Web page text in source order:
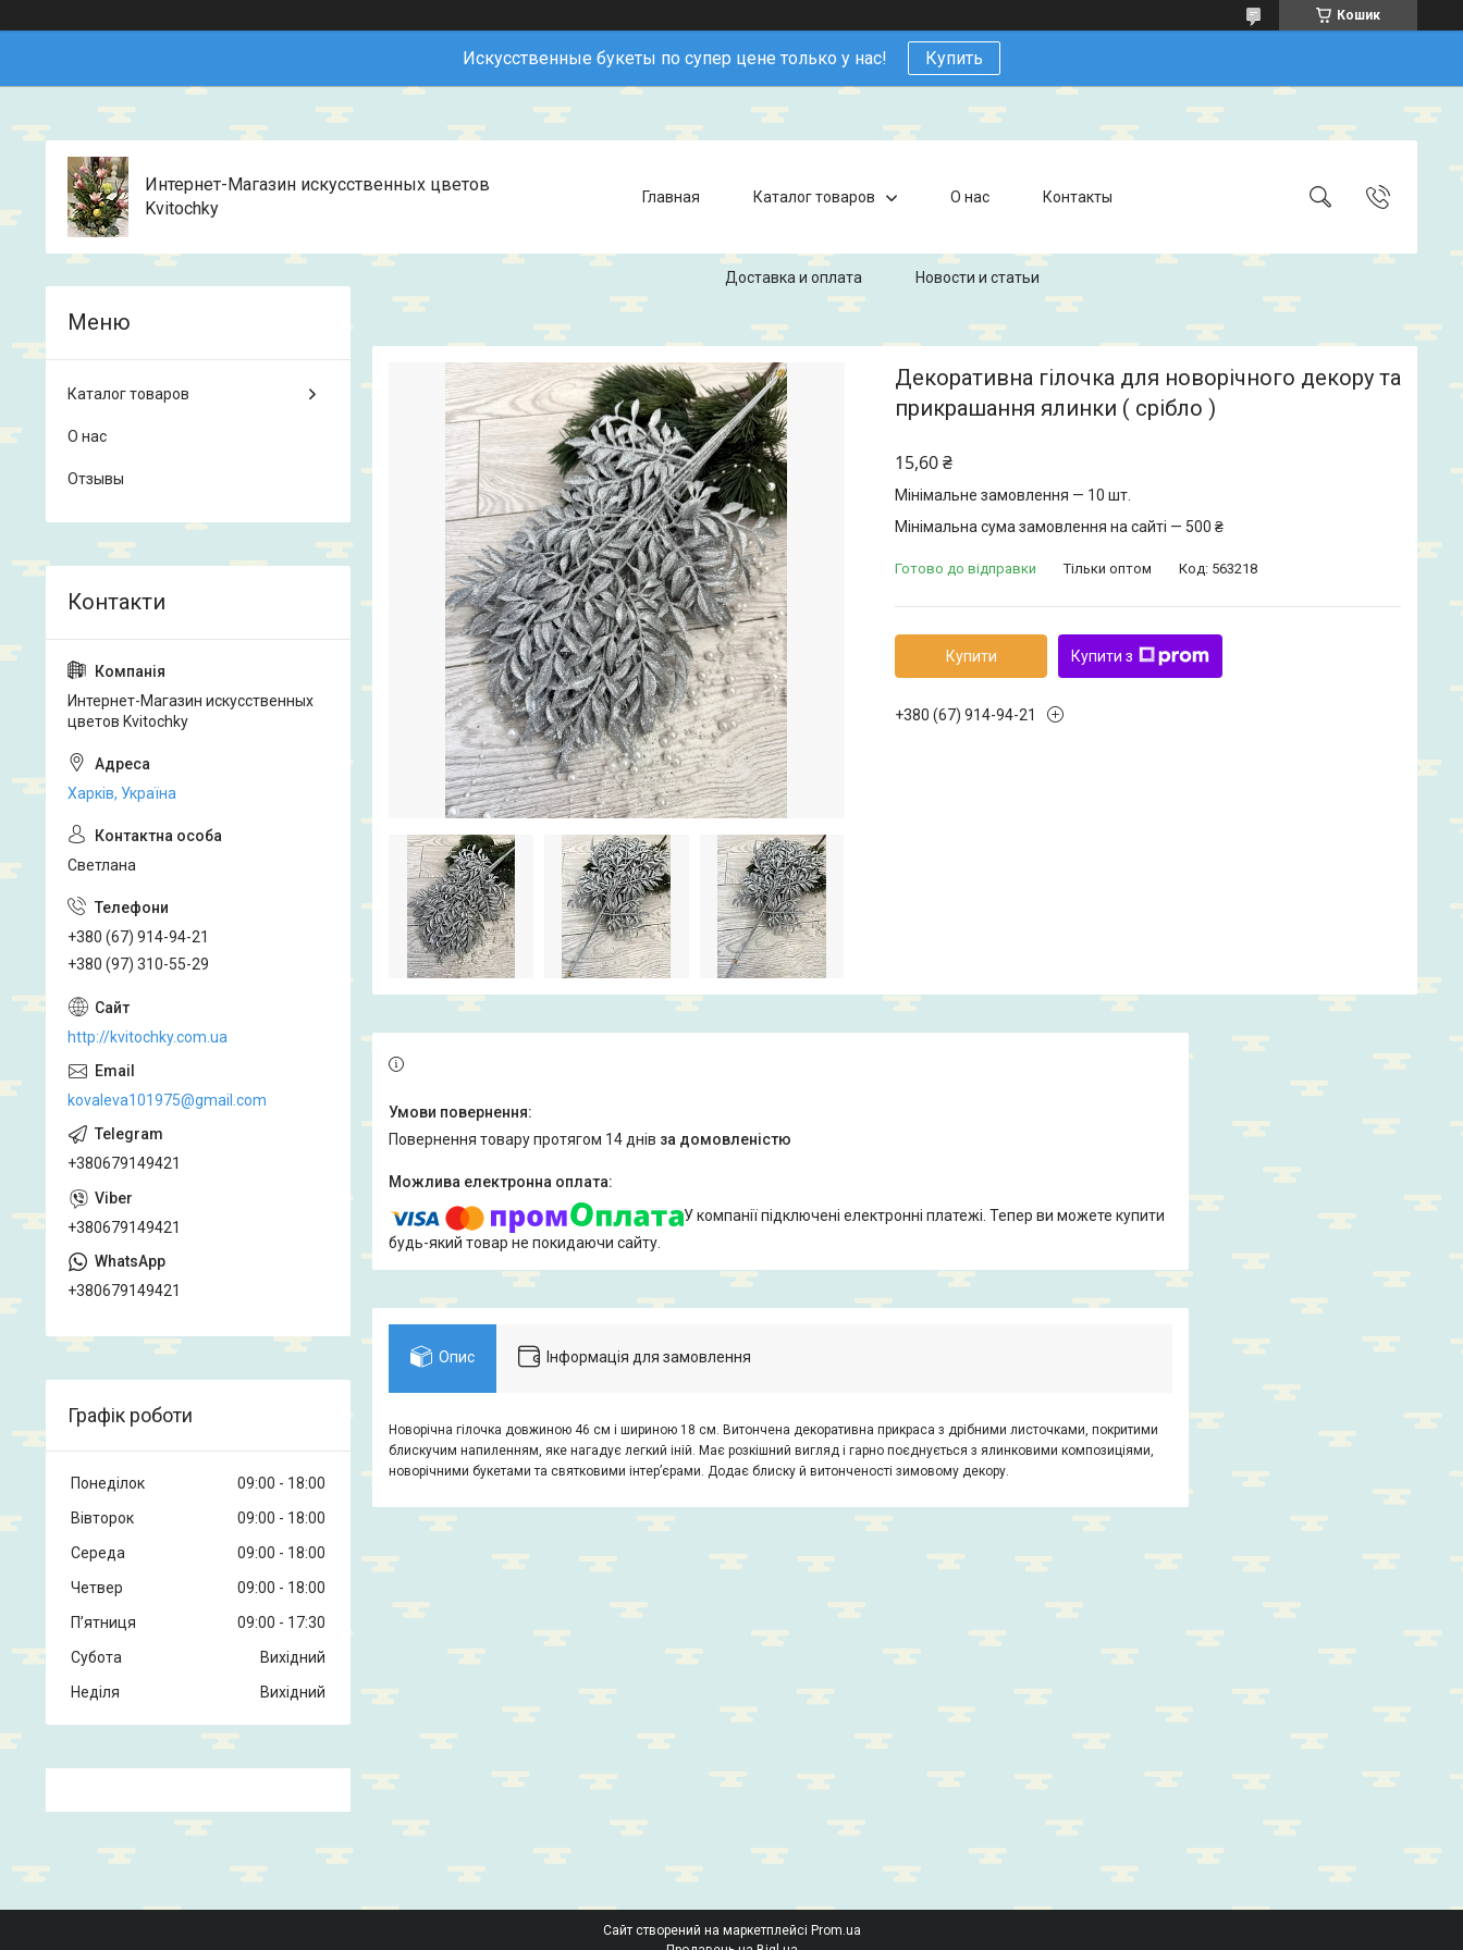
Кошик
Искусственные букеты по супер цене только у нас! Купить
Интернет-Магазин искусственных цветов
Kvitochky
Главная Каталог товаров О нас Контакты
Доставка и оплата Новости и статьи
Декоративна гілочка для новорічного декору та
прикрашання ялинки ( срібло )
15,60 ₴
Мінімальне замовлення — 10 шт.
Мінімальна сума замовлення на сайті — 500 ₴
Готово до відправки Тільки оптом Код: 563218
Купити Купити з
+380 (67) 914-94-21
повернення товару протягом 14 днів за домовленістю
У компанії підключені електронні платежі. Тепер ви можете купити
будь-який товар не покидаючи сайту.
Опис Інформація для замовлення
Новорічна гілочка довжиною 46 см і шириною 18 см. Витончена декоративна прикраса з дрібними листочками, покритими
блискучим напиленням, яке нагадує легкий іній. Має розкішний вигляд і гарно поєднується з ялинковими композиціями,
новорічними букетами та святковими інтер’єрами. Додає блиску й витонченості зимовому декору.
Каталог товаров
О нас
Отзывы
Интернет-Магазин искусственных
цветов Kvitochky
Харків, Україна
Светлана
+380 (67) 914-94-21
+380 (97) 310-55-29
http://kvitochky.com.ua
kovaleva101975@gmail.com
+380679149421
+380679149421
+380679149421
Графік роботи
Понеділок 09:00
18:00
Вівторок
09:00
18:00
Середа
09:00
18:00
Четвер
09:00
18:00
Пʼятниця
09:00
17:30
Субота
Вихідний
Неділя
Вихідний
Сайт створений на маркетплейсі Prom.ua